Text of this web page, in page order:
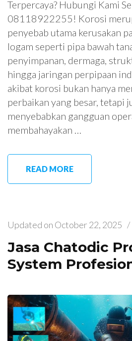
Terpercaya? Hubungi Kami
08118922255! Korosi
penyebab utama kerusakan
logam seperti pipa bawah
penyimpanan, dermaga,
hingga jaringan perpipaan
akibat korosi bukan hanya
perbaikan yang besar, tetapi
menyebabkan gangguan
membahayakan …
READ MORE
Updated on October 22, 2025 /
Jasa Chatodic
System